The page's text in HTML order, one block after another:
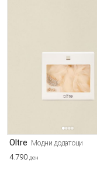
Oltre Модни додатоци
4.790 ден